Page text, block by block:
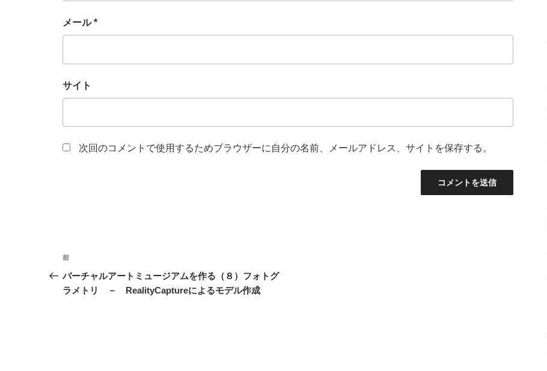
メール*
サイト
次回のコメントで使用するためブラウザーに自分の名前、メールアドレス、サイトを保存する。
投
稿
ナ
前
の
投
前
バーチャルアートミュージアムを作る（８）フォトグ
ラメトリ － RealityCaptureによるモデル作成